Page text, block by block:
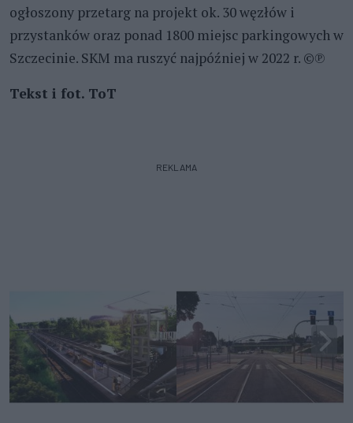
ogłoszony przetarg na projekt ok. 30 węzłów i
przystanków oraz ponad 1800 miejsc parkingowych w
Szczecinie. SKM ma ruszyć najpóźniej w 2022 r. ©℗
Tekst i fot. ToT
REKLAMA